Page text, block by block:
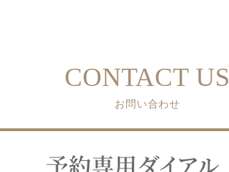
CONTACT US
お問い合わせ